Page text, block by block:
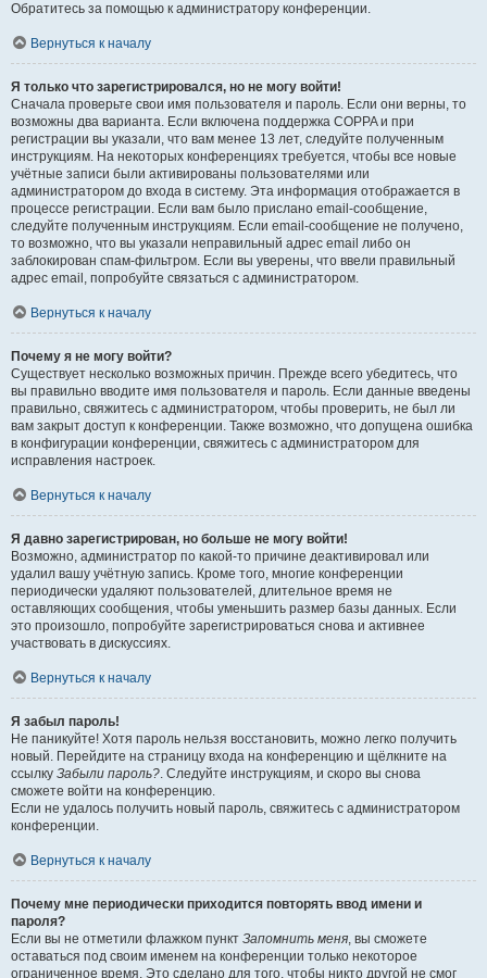
Обратитесь за помощью к администратору конференции.
Вернуться к началу
Я только что зарегистрировался, но не могу войти!
Сначала проверьте свои имя пользователя и пароль. Если они верны, то
возможны два варианта. Если включена поддержка COPPA и при
регистрации вы указали, что вам менее 13 лет, следуйте полученным
инструкциям. На некоторых конференциях требуется, чтобы все новые
учётные записи были активированы пользователями или
администратором до входа в систему. Эта информация отображается в
процессе регистрации. Если вам было прислано email-сообщение,
следуйте полученным инструкциям. Если email-сообщение не получено,
то возможно, что вы указали неправильный адрес email либо он
заблокирован спам-фильтром. Если вы уверены, что ввели правильный
адрес email, попробуйте связаться с администратором.
Вернуться к началу
Почему я не могу войти?
Существует несколько возможных причин. Прежде всего убедитесь, что
вы правильно вводите имя пользователя и пароль. Если данные введены
правильно, свяжитесь с администратором, чтобы проверить, не был ли
вам закрыт доступ к конференции. Также возможно, что допущена ошибка
в конфигурации конференции, свяжитесь с администратором для
исправления настроек.
Вернуться к началу
Я давно зарегистрирован, но больше не могу войти!
Возможно, администратор по какой-то причине деактивировал или
удалил вашу учётную запись. Кроме того, многие конференции
периодически удаляют пользователей, длительное время не
оставляющих сообщения, чтобы уменьшить размер базы данных. Если
это произошло, попробуйте зарегистрироваться снова и активнее
участвовать в дискуссиях.
Вернуться к началу
Я забыл пароль!
Не паникуйте! Хотя пароль нельзя восстановить, можно легко получить
новый. Перейдите на страницу входа на конференцию и щёлкните на
ссылку Забыли пароль?. Следуйте инструкциям, и скоро вы снова
сможете войти на конференцию.
Если не удалось получить новый пароль, свяжитесь с администратором
конференции.
Вернуться к началу
Почему мне периодически приходится повторять ввод имени и
пароля?
Если вы не отметили флажком пункт Запомнить меня, вы сможете
оставаться под своим именем на конференции только некоторое
ограниченное время. Это сделано для того, чтобы никто другой не смог